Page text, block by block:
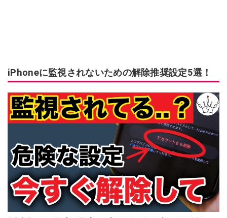
iPhoneに監視されないための解除推奨設定5選！